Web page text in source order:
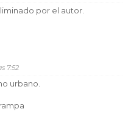
por el autor.
7:52
urbano.